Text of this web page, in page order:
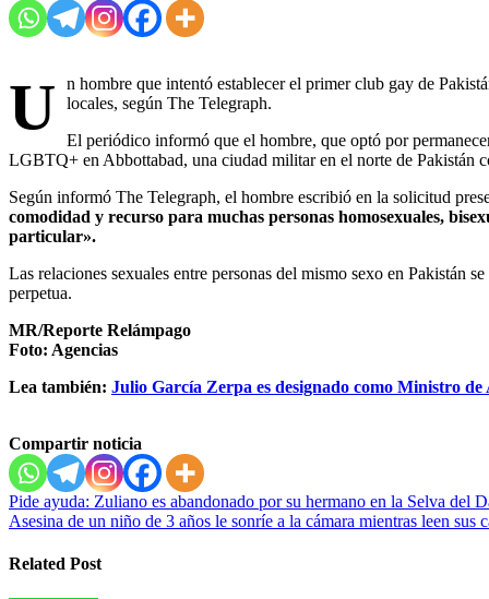
U
n hombre que intentó establecer el primer club gay de
locales, según The Telegraph.
El periódico informó que el hombre, que optó por
LGBTQ+ en Abbottabad, una ciudad militar en el norte de Pakistán
Según informó The Telegraph, el hombre escribió en la solicitud
comodidad y recurso para muchas personas homosexuales,
particular».
Las relaciones sexuales entre personas del mismo sexo en Pakistán
perpetua.
MR/Reporte Relámpago
Foto: Agencias
Lea también: Julio García Zerpa es designado como Ministro de
Compartir noticia
Navegación
de
entradas
Pide ayuda: Zuliano es abandonado por su hermano en la Selva del
Asesina de un niño de 3 años le sonríe a la cámara mientras leen sus
Related Post